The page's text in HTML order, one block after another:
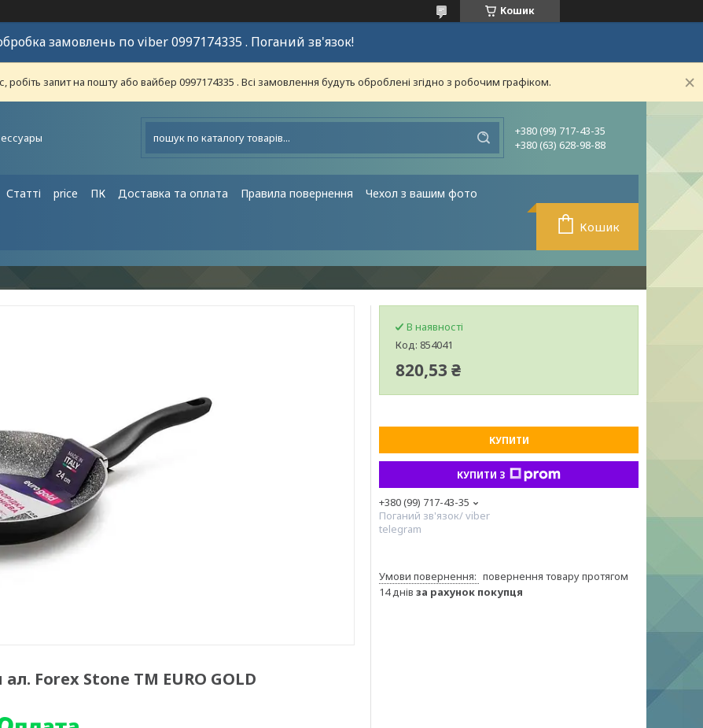
Кошик
замовлень по viber 0997174335 . Поганий зв'язок!
запит на пошту або вайбер 0997174335 . Всі замовлення будуть оброблені згідно з робочим графіком.
+380 (99) 717-43-35
+380 (63) 628-98-88
Статті price ПК Доставка та оплата Правила повернення Чехол з вашим фото
Кошик
Forex Stone ТМ EURO GOLD
В наявності
Код: 854041
820,53 ₴
КУПИТИ
КУПИТИ З
+380 (99) 717-43-35
Поганий зв'язок/ viber
telegram
повернення товару протягом
14 днів за рахунок покупця